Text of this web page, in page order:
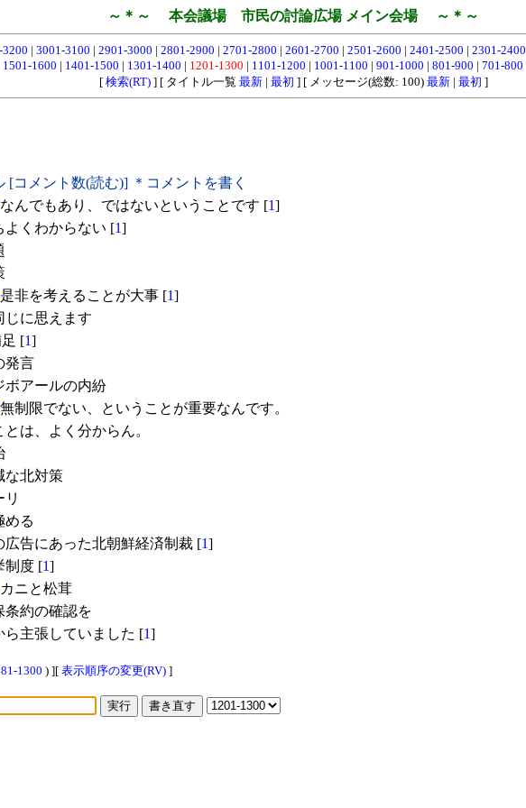
～＊～ 本会議場 市民の討論広場 メイン会場 ～＊～
| 3001-3100 | 2901-3000 | 2801-2900 | 2701-2800 | 2601-2700 | 2501-2600 | 2401-2500 | 2301-2400
1501-1600 | 1401-1500 | 1301-1400 | 1201-1300 | 1101-1200 | 1001-1100 | 901-1000 | 801-900 | 701-800
[ 検索(RT)] [ タイトル一覧 最新| 最初 ] [ メッセージ(総数: 100) 最新| 最初 ]
[コメント数(読む)] ＊コメントを書く
なんでもあり、ではないということです [1]
よくわからない [1]
是非を考えることが大事 [1]
じに思えます
足 [1]
発言
ボアールの内紛
無制限でない、ということが重要なんです。
は、よく分からん。
な北対策
リ
める
広告にあった北朝鮮経済制裁 [1]
制度 [1]
カニと松茸
条約の確認を
ら主張していました [1]
1300 ) ][ 表示順序の変更(RV) ]